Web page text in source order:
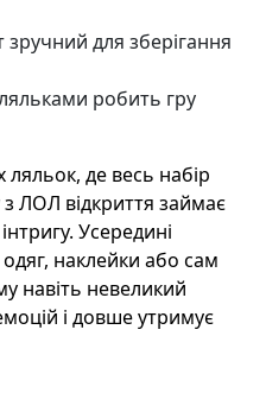
для зберігання
робить гру
ляльок, де весь набір
ЛОЛ відкриття займає
Усередині
наклейки або сам
навіть невеликий
і довше утримує